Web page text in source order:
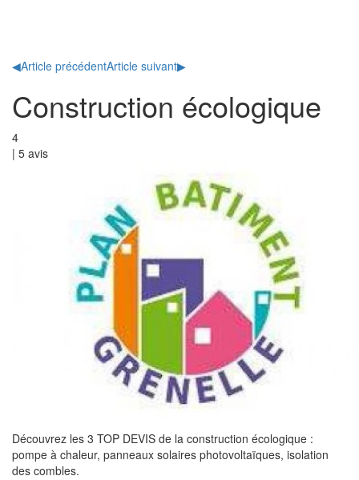
◀Article précédentArticle suivant▶
Construction écologique
4
| 5 avis
Découvrez les 3 TOP DEVIS de la construction écologique :
pompe à chaleur, panneaux solaires photovoltaïques, isolation
des combles.